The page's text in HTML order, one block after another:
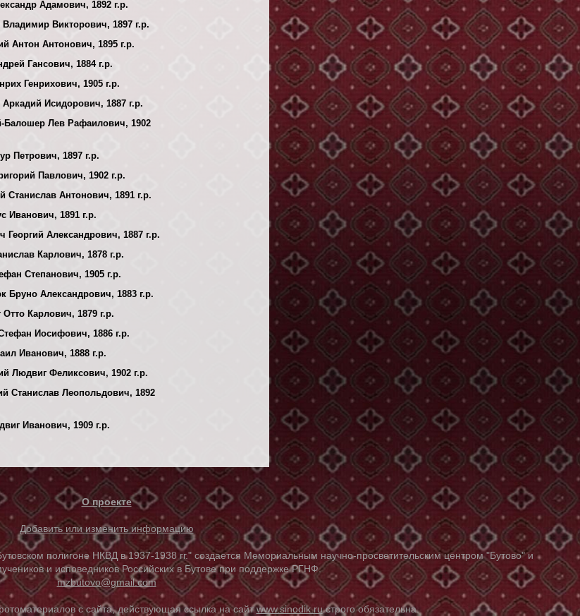
Адамович, 1892 г.р.
Владимир Викторович, 1897 г.р.
Антон Антонович, 1895 г.р.
Гансович, 1884 г.р.
Генрихович, 1905 г.р.
Исидорович, 1887 г.р.
Лев Рафаилович, 1902
Петрович, 1897 г.р.
Павлович, 1902 г.р.
Станислав Антонович, 1891 г.р.
Иванович, 1891 г.р.
Георгий Александрович, 1887 г.р.
Карлович, 1878 г.р.
Степанович, 1905 г.р.
Бруно Александрович, 1883 г.р.
Отто Карлович, 1879 г.р.
Иосифович, 1886 г.р.
Иванович, 1888 г.р.
Людвиг Феликсович, 1902 г.р.
Станислав Леопольдович, 1892
Иванович, 1909 г.р.
О проекте
Добавить или изменить информацию
полигоне НКВД в 1937-1938 гг." создается Мемориальным научно-просветительским центром "Бутово" и
и исповедников Российских в Бутове при поддержке РГНФ.
mzbutovo@gmail.com
с сайта, действующая ссылка на сайтwww.sinodik.ruстрого обязательна.